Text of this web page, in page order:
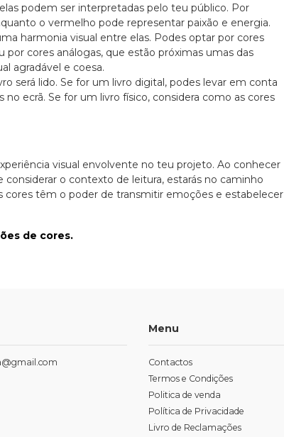
podem ser interpretadas pelo teu público. Por
o vermelho pode representar paixão e energia.
harmonia visual entre elas. Podes optar por cores
cores análogas, que estão próximas umas das
agradável e coesa.
será lido. Se for um livro digital, podes levar em conta
ecrã. Se for um livro físico, considera como as cores
visual envolvente no teu projeto. Ao conhecer
o contexto de leitura, estarás no caminho
têm o poder de transmitir emoções e estabelecer
de cores.
Menu
Contactos
Termos e Condições
Politica de venda
Política de Privacidade
Livro de Reclamações